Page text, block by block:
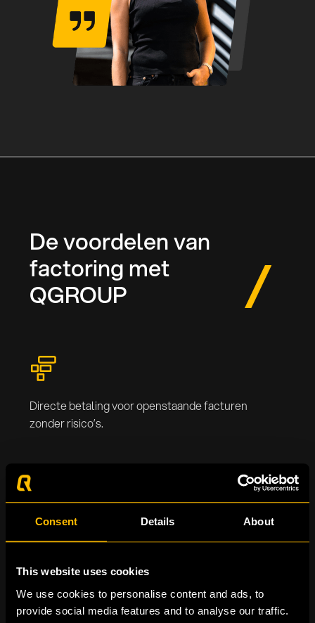
Consent Details About
This website uses cookies
We use cookies to personalise content and ads, to
provide social media features and to analyse our traffic.
De voordelen van
factoring met
QGROUP
Directe betaling voor openstaande facturen
zonder risico’s.
Verbeterde cashflow en financiële
stabiliteit om te investeren.